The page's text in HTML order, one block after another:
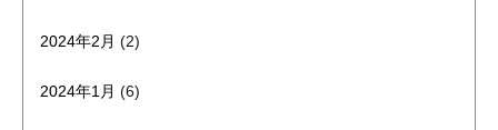
2024年2月 (2)
2024年1月 (6)